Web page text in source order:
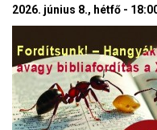
2026. június 8., hétfő -